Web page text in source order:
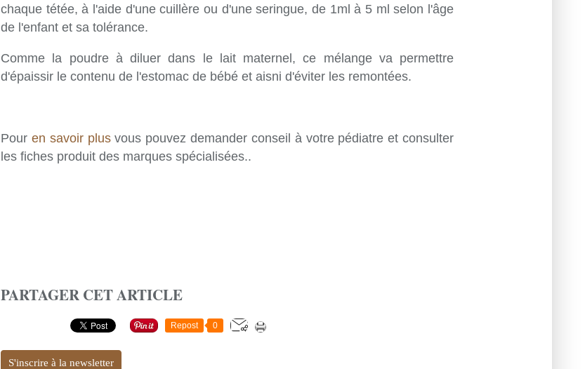
chaque tétée, à l'aide d'une cuillère ou d'une seringue, de 1ml à 5 ml selon l'âge
de l'enfant et sa tolérance.
Comme la poudre à diluer dans le lait maternel, ce mélange va permettre
d'épaissir le contenu de l'estomac de bébé et aisni d'éviter les remontées.
Pour en savoir plusvous pouvez demander conseil à votre pédiatre et consulter
les fiches produit des marques spécialisées..
PARTAGER CET ARTICLE
Repost 0
S'inscrire à la newsletter